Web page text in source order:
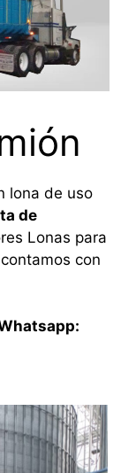
lona de uso
de
Lonas para
con